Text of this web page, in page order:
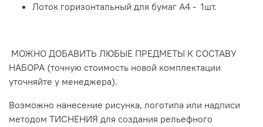
Лоток горизонтальный для бумаг А4 - 1шт.
МОЖНО ДОБАВИТЬ ЛЮБЫЕ ПРЕДМЕТЫ К СОСТАВУ
НАБОРА (точную стоимость новой комплектации
уточняйте у менеджера).
Возможно нанесение рисунка, логотипа или надписи
методом ТИСНЕНИЯ для создания рельефного